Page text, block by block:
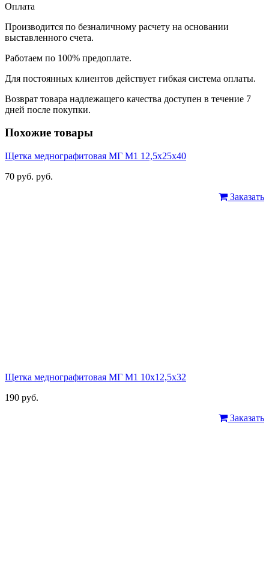
Оплата
Производится по безналичному расчету на основании
выставленного счета.
Работаем по 100% предоплате.
Для постоянных клиентов действует гибкая система оплаты.
Возврат товара надлежащего качества доступен в течение 7
дней после покупки.
Похожие товары
Щетка меднографитовая МГ М1 12,5х25х40
70 руб. руб.
Заказать
Щетка меднографитовая МГ М1 10х12,5х32
190 руб.
Заказать